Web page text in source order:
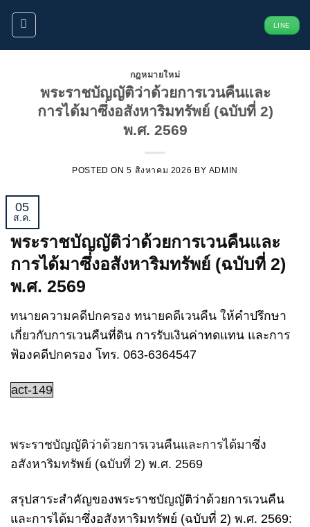
ข้าม
ยัง
LINE
กฎหมายใหม่
พระราชบัญญัติว่าด้วยการเวนคืนและ
การได้มาซึ่งอสังหาริมทรัพย์ (ฉบับที่ 2)
พ.ศ. 2569
POSTED ON5 สิงหาคม 2026 BY ADMIN
05
ส.ค.
พระราชบัญญัติว่าด้วยการเวนคืนและ
การได้มาซึ่งอสังหาริมทรัพย์ (ฉบับที่ 2)
พ.ศ. 2569
ทนายความคดีปกครอง ทนายคดีเวนคืน ให้คำปรึกษา
เกี่ยวกับการเวนคืนที่ดิน การรับเงินค่าทดแทน และการ
ฟ้องคดีปกครอง โทร. 063-6364547
act-149
พระราชบัญญัติว่าด้วยการเวนคืนและการได้มาซึ่ง
อสังหาริมทรัพย์ (ฉบับที่ 2) พ.ศ. 2569
สรุปสาระสำคัญของพระราชบัญญัติว่าด้วยการเวนคืน
และการได้มาซึ่งอสังหาริมทรัพย์ (ฉบับที่ 2) พ.ศ. 2569: